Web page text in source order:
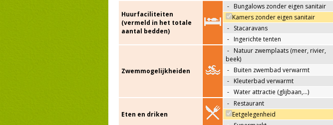
Huurfaciliteiten
(vermeld in het totale
aantal bedden)
- Bungalows zonder eigen sanitair
Kamers zonder eigen sanitair
- Stacaravans
- Ingerichte tenten
Zwemmogelijkheiden
- Natuur zwemplaats (meer, rivier,
beek)
- Buiten zwembad verwarmt
- Kleuterbad verwarmt
- Water attractie (glijbaan,…)
Eten en driken
- Restaurant
Eetgelegenheid